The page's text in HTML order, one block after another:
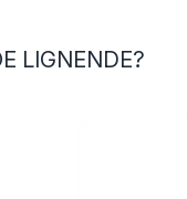
LIGNENDE?